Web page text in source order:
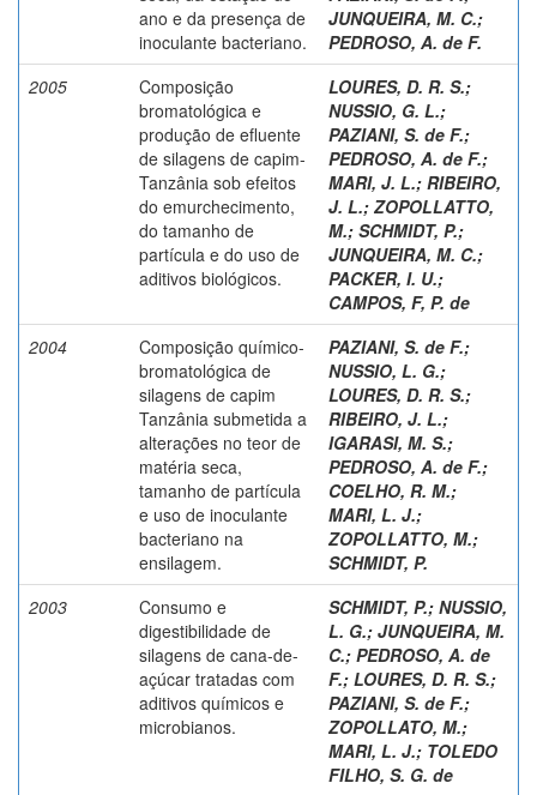
ano e da presença de
inoculante bacteriano.
JUNQUEIRA, M. C.;
PEDROSO, A. de F.
2005
Composição
bromatológica e
produção de efluente
de silagens de capim-
Tanzânia sob efeitos
do emurchecimento,
do tamanho de
partícula e do uso de
aditivos biológicos.
LOURES, D. R. S.;
NUSSIO, G. L.;
PAZIANI, S. de F.;
PEDROSO, A. de F.;
MARI, J. L.; RIBEIRO,
J. L.; ZOPOLLATTO,
M.; SCHMIDT, P.;
JUNQUEIRA, M. C.;
PACKER, I. U.;
CAMPOS, F, P. de
2004
Composição químico-
bromatológica de
silagens de capim
Tanzânia submetida a
alterações no teor de
matéria seca,
tamanho de partícula
e uso de inoculante
bacteriano na
ensilagem.
PAZIANI, S. de F.;
NUSSIO, L. G.;
LOURES, D. R. S.;
RIBEIRO, J. L.;
IGARASI, M. S.;
PEDROSO, A. de F.;
COELHO, R. M.;
MARI, L. J.;
ZOPOLLATTO, M.;
SCHMIDT, P.
2003
Consumo e
digestibilidade de
silagens de cana-de-
açúcar tratadas com
aditivos químicos e
microbianos.
SCHMIDT, P.; NUSSIO,
L. G.; JUNQUEIRA, M.
C.; PEDROSO, A. de
F.; LOURES, D. R. S.;
PAZIANI, S. de F.;
ZOPOLLATO, M.;
MARI, L. J.; TOLEDO
FILHO, S. G. de